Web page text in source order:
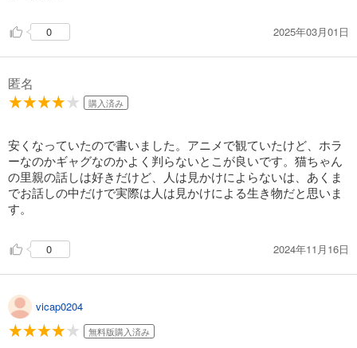
0 2025年03月01日
匿名
購入済み
安くなっていたので書いました。アニメで観ていたけど、ホラ
ーなのかギャグなのかよく判らないとこが良いです。猫ちゃん
の里親の話しは好きだけど、人は見かけによらないは、あくま
でお話しの中だけで実際は人は見かけによる生き物だと思いま
す。
0 2024年11月16日
vicap0204
無料版購入済み